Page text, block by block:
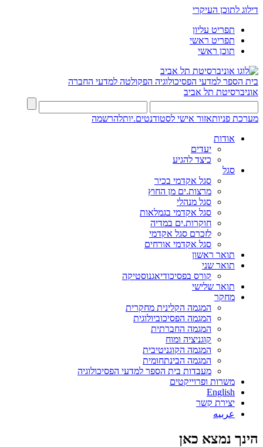
דילוג לתוכן העיקרי
תפריט עליון
תפריט ראשי
תוכן ראשי
בית הספר למדעי הפסיכולוגיה הפקולטה למדעי החברה
אוניברסיטת תל אביב
מערכת פניותאזור אישי לסטודנטים.יותלהרשמה
אודות
יעדים
כיצד להגיע
סגל
סגל אקדמי בכיר
מרצות.ים מן החוץ
סגל מנהלי
סגל אקדמי בגמלאות
חוקרות.ים במדיה
לזכרם סגל אקדמי
סגל אקדמי אורחים
תואר ראשון
תואר שני
קורס בפסיכודיאגנוסטיקה
תואר שלישי
מחקר
המגמה הקלינית מחקרית
המגמה הפסיכוביולוגית
המגמה החברתית
קוגניציה ומוח
המגמה הקוגניטיבית
המגמה הבינתחומית
מעבדות בית הספר למדעי הפסיכולוגיה
משרות ופרוייקטים
English
יצירת קשר
عربيه
הינך נמצא כאן